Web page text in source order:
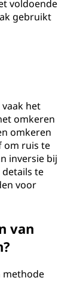
voldoende
gebruikt
het
omkeren
omkeren
om ruis te
inversie bij
te
voor
van
methode